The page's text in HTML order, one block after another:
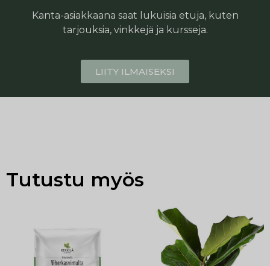
Kanta-asiakkaana saat lukuisia etuja, kuten
tarjouksia, vinkkejä ja kursseja.
LIITY ILMAISEKSI
Tutustu myös